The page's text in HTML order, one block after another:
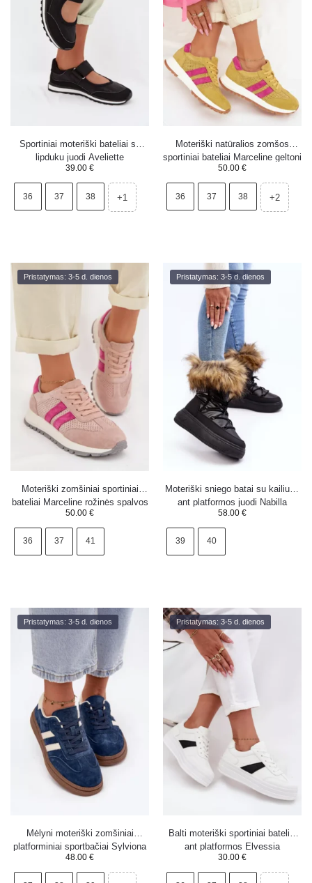
Sportiniai moteriški bateliai su
lipduku juodi Aveliette
39.00 €
36 37 38 +1
Moteriški natūralios zomšos
sportiniai bateliai Marceline geltoni
50.00 €
36 37 38 +2
Pristatymas: 3-5 d. dienos
Moteriški zomšiniai sportiniai
bateliai Marceline rožinės spalvos
50.00 €
36 37 41
Pristatymas: 3-5 d. dienos
Moteriški sniego batai su kailiuku
ant platformos juodi Nabilla
58.00 €
39 40
Pristatymas: 3-5 d. dienos
Mėlyni moteriški zomšiniai
platforminiai sportbačiai Sylviona
48.00 €
Pristatymas: 3-5 d. dienos
Balti moteriški sportiniai bateliai
ant platformos Elvessia
30.00 €